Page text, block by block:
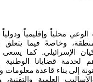
الوعي محلياً وإقليمياً
وخاصةً فيما يتعلق
الإسرائيلي. كما يسعى
لخدمة قضايانا الوطنية
إلى بناء قاعدة معلومات
العلمية والتقنية،